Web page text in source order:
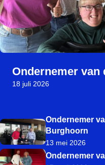
Ondernemer van
18 juli 2026
Ondernemer
Burghoorn
13 mei 2026
Ondernemer